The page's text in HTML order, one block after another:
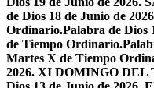
de Dios 18 de Junio de
Ordinario.Palabra de Dios
de Tiempo Ordinario.
Martes X de Tiempo
2026. XI DOMINGO